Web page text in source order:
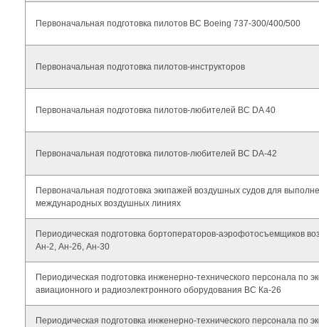
Первоначальная подготовка пилотов ВС Boeing 737-300/400/500
Первоначальная подготовка пилотов-инструкторов
Первоначальная подготовка пилотов-любителей ВС DA 40
Первоначальная подготовка пилотов-любителей ВС DA-42
Первоначальная подготовка экипажей воздушных судов для
международных воздушных линиях
Периодическая подготовка бортоператоров-аэрофотосъемщиков
Ан-2, Ан-26, Ан-30
Периодическая подготовка инженерно-технического персонала по
авиационного и радиоэлектронного оборудования ВС Ка-26
Периодическая подготовка инженерно-технического персонала по